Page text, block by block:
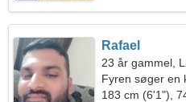
Rafael
23 år gammel,
Fyren søger en
183 cm (6'1"),